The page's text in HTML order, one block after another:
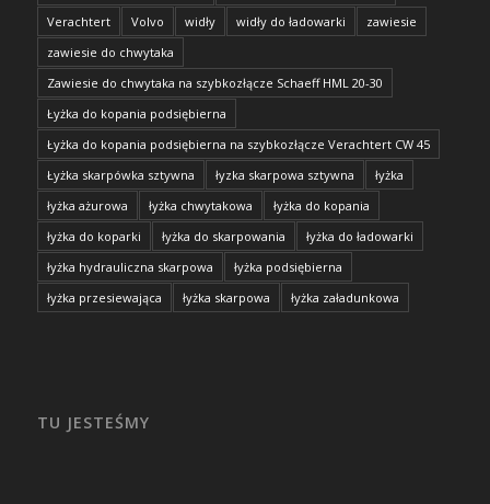
Verachtert
Volvo widły widły do ładowarki
zawiesie
zawiesie do chwytaka
Zawiesie do chwytaka na szybkozłącze Schaeff HML 20-30
Łyżka do kopania podsiębierna
Łyżka do kopania podsiębierna na szybkozłącze Verachtert CW 45
Łyżka skarpówka sztywna
łyzka skarpowa sztywna
łyżka
łyżka ażurowa
łyżka chwytakowa
łyżka do kopania
łyżka do koparki
łyżka do skarpowania
łyżka do ładowarki
łyżka hydrauliczna skarpowa
łyżka podsiębierna
łyżka przesiewająca
łyżka skarpowa łyżka załadunkowa
TU JESTEŚMY